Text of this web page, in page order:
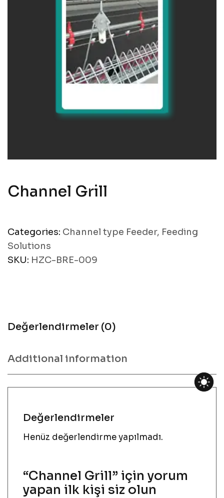
Channel Grill
Categories: Channel type Feeder, Feeding
Solutions
SKU: HZC-BRE-009
Değerlendirmeler (0)
Additional information
Değerlendirmeler
Henüz değerlendirme yapılmadı.
“Channel Grill” için yorum
yapan ilk kişi siz olun